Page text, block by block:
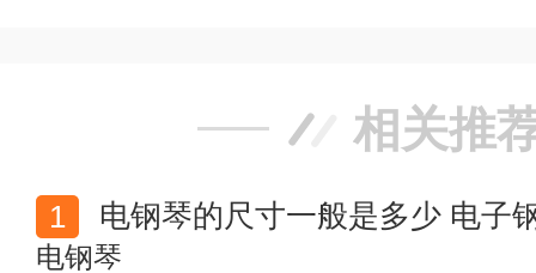
相关推
电钢琴的尺寸一般是多少 电子
电钢琴